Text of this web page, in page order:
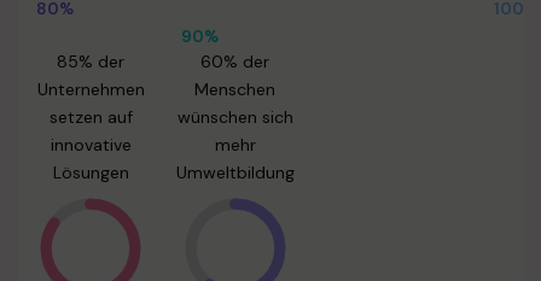
80%
90%
100%
85% der
Unternehmen
setzen auf
innovative
Lösungen
60% der
Menschen
wünschen sich
mehr
Umweltbildung